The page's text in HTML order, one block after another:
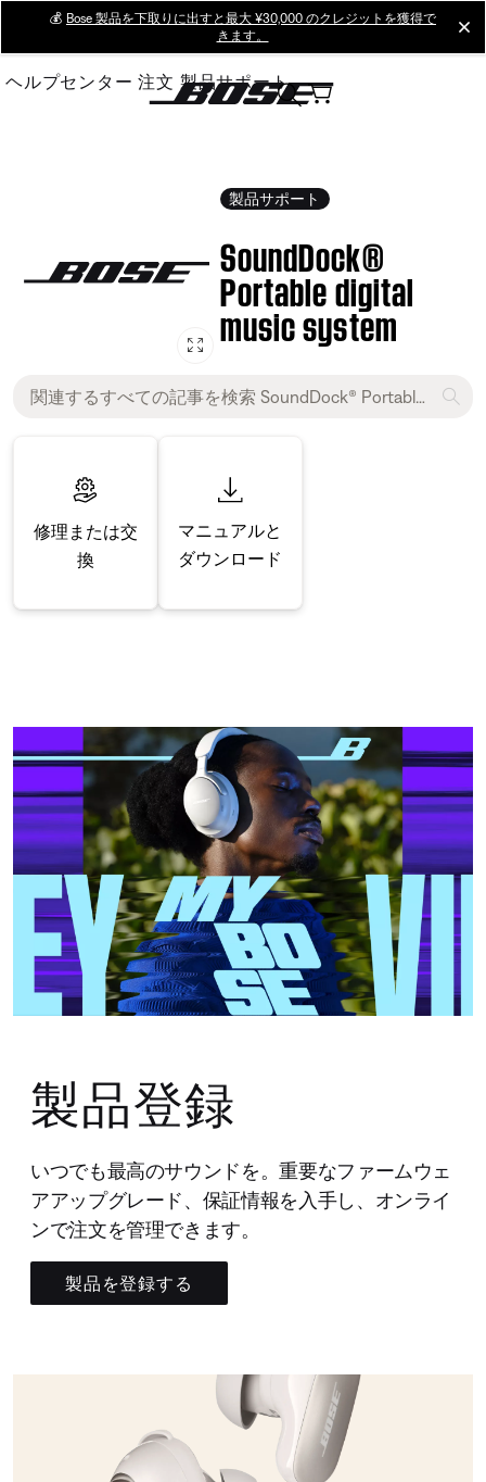
Main
💰 Bose 製品を下取りに出すと最大 ¥30,000 のクレジットを獲得で
きます。
ヘルプセンター 注文 製品サポート
製品サポート
SoundDock®
Portable digital
music system
修理または交
換
マニュアルと
ダウンロード
製品登録
いつでも最高のサウンドを。重要なファームウェ
アアップグレード、保証情報を入手し、オンライ
ンで注文を管理できます。
製品を登録する